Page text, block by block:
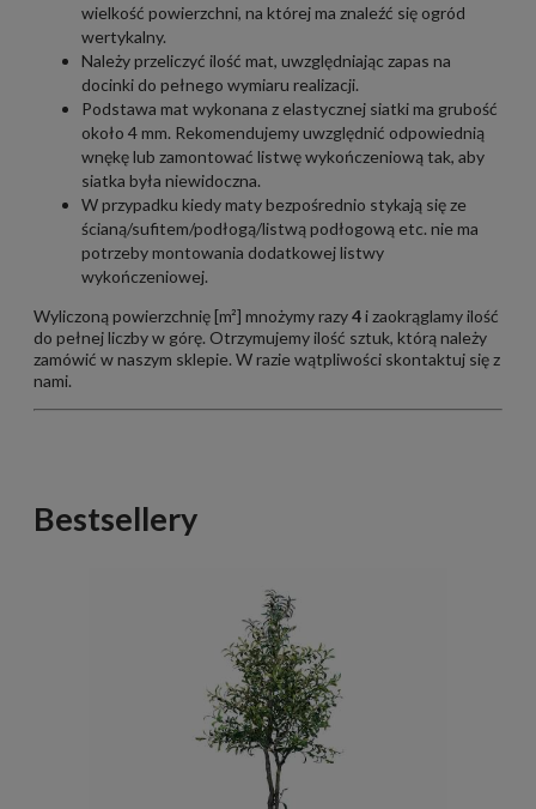
wielkość powierzchni, na której ma znaleźć się ogród
wertykalny.
Należy przeliczyć ilość mat, uwzględniając zapas na
docinki do pełnego wymiaru realizacji.
Podstawa mat wykonana z elastycznej siatki ma grubość
około 4 mm. Rekomendujemy uwzględnić odpowiednią
wnękę lub zamontować listwę wykończeniową tak, aby
siatka była niewidoczna.
W przypadku kiedy maty bezpośrednio stykają się ze
ścianą/sufitem/podłogą/listwą podłogową etc. nie ma
potrzeby montowania dodatkowej listwy
wykończeniowej.
Wyliczoną powierzchnię [m²] mnożymy razy4i zaokrąglamy ilość
do pełnej liczby w górę. Otrzymujemy ilość sztuk, którą należy
zamówić w naszym sklepie. W razie wątpliwości skontaktuj się z
nami.
Bestsellery